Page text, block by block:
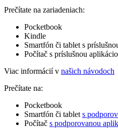
Prečítate na zariadeniach:
Pocketbook
Kindle
Smartfón či tablet s
Počítač s príslušnou
Viac informácií v našich návodoch
Prečítate na:
Pocketbook
Smartfón či tablet s
Počítač s podporovanou